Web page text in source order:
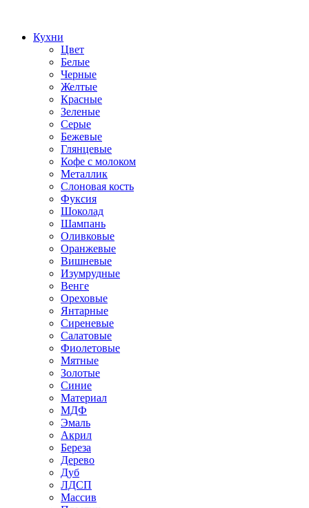
Кухни
Цвет
Белые
Черные
Желтые
Красные
Зеленые
Серые
Бежевые
Глянцевые
Кофе с молоком
Металлик
Слоновая кость
Фуксия
Шоколад
Шампань
Оливковые
Оранжевые
Вишневые
Изумрудные
Венге
Ореховые
Янтарные
Сиреневые
Салатовые
Фиолетовые
Мятные
Золотые
Синие
Материал
МДФ
Эмаль
Акрил
Береза
Дерево
Дуб
ЛДСП
Массив